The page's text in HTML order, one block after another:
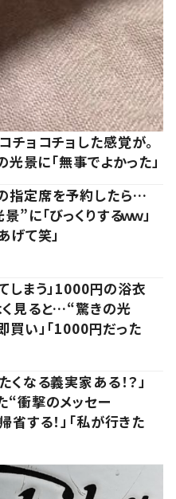
チョコチョした感覚が。
光景に「無事でよかった」
指定席を予約したら…
に「びっくりするｗｗ」
げて笑」
しまう」1000円の浴衣
く見ると…“驚きの光
買い」「1000円だった
くなる義実家ある！？」
“衝撃のメッセー
する！」「私が行きた